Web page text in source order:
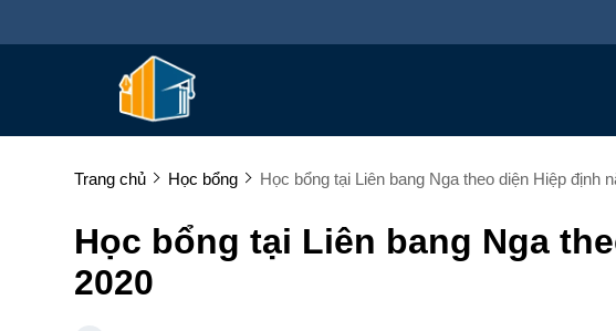
Trang chủ Học bổng Học bổng tại Liên bang Nga theo diện Hiệp định
Học bổng tại Liên bang Nga
2020